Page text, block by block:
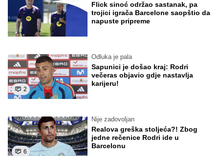
Flick sinoć održao sastanak, pa
trojici igrača Barcelone saopštio da
napuste pripreme
2
Odluka je pala
Sapunici je došao kraj: Rodri
večeras objavio gdje nastavlja
karijeru!
6
Nije zadovoljan
Realova greška stoljeća?! Zbog
jedne rečenice Rodri ide u
Barcelonu